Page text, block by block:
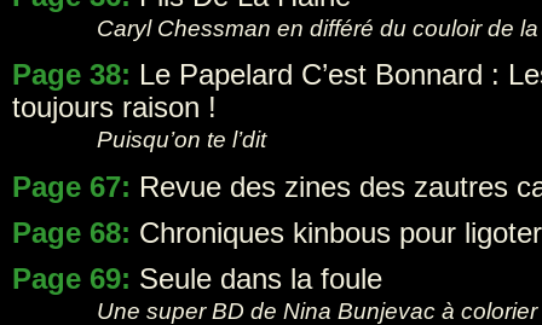
Caryl Chessman en différé du couloir de
Page 38: Le Papelard C’est Bonnard :
toujours raison !
Puisqu’on te l’dit
Page 67: Revue des zines des zautres
Page 68: Chroniques kinbous pour
Page 69: Seule dans la foule
Une super BD de Nina Bunjevac à